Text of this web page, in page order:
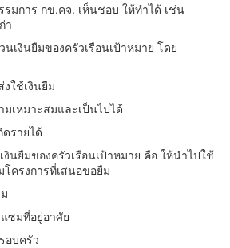
มการ กข.คจ. เห็นชอบ ให้ทำได้ เช่น
า
เงินยืมของครัวเรือนเป้าหมาย โดย
ใช้เงินยืม
เหมาะสมและเป็นไปได้
ดรายได้
งินยืมของครัวเรือนเป้าหมาย คือ ให้นำไปใช้
ครงการที่เสนอขอยืม
ซมที่อยู่อาศัย
อบครัว